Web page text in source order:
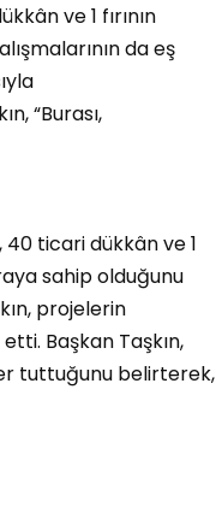
ve 1 fırının
da eş
“Burası,
40 ticari dükkân ve 1
sahip olduğunu
projelerin
Başkan Taşkın,
tuttuğunu belirterek,